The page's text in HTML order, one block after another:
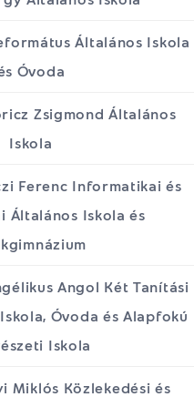
Általános Iskola
Óvoda
Zsigmond Általános
Iskola
Ferenc Informatikai és
Általános Iskola és
Angol Két Tanítási
Óvoda és Alapfokú
Iskola
Miklós Közlekedési és